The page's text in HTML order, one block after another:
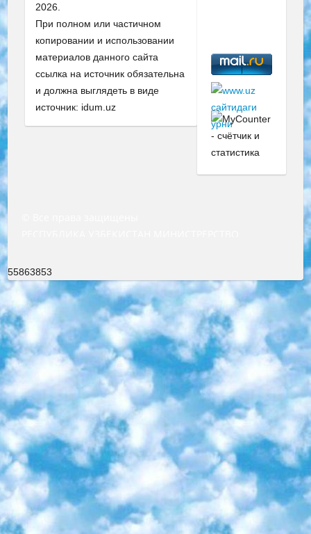
2026.
При полном или частичном
копировании и использовании
материалов данного сайта
ссылка на источник обязательна
и должна выглядеть в виде
источник: idum.uz
55863853